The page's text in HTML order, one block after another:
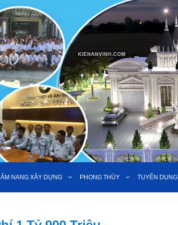
NANG XÂY DỰNG PHONG THỦY TUYỂN DỤNG